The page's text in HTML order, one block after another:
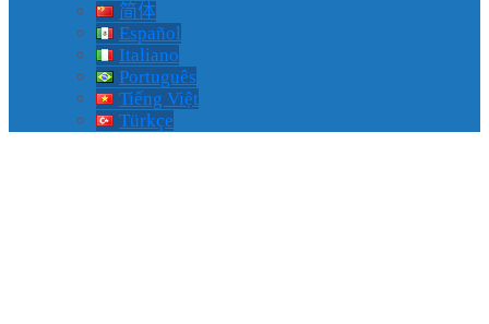
简体
Español
Italiano
Português
Tiếng Việt
Türkçe